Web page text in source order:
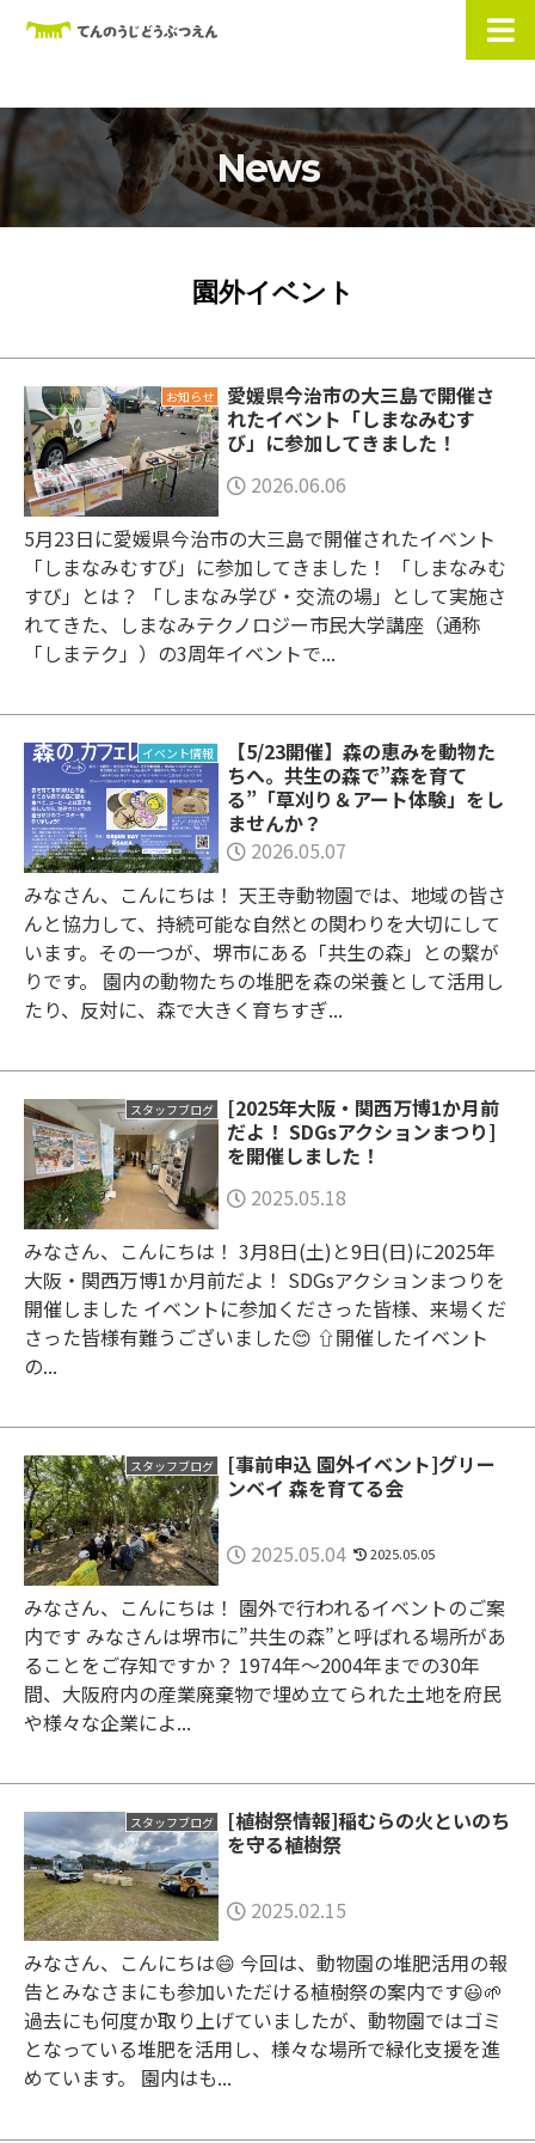
News
園外イベント
お知らせ
愛媛県今治市の大三島で開催さ
れたイベント「しまなみむす
び」に参加してきました！
2026.06.06
5月23日に愛媛県今治市の大三島で開催されたイベント
「しまなみむすび」に参加してきました！ 「しまなみむ
すび」とは？ 「しまなみ学び・交流の場」として実施さ
れてきた、しまなみテクノロジー市民大学講座（通称
「しまテク」）の3周年イベントで...
イベント情報
【5/23開催】森の恵みを動物た
ちへ。共生の森で”森を育て
る”「草刈り＆アート体験」をし
ませんか？
2026.05.07
みなさん、こんにちは！ 天王寺動物園では、地域の皆さ
んと協力して、持続可能な自然との関わりを大切にして
います。その一つが、堺市にある「共生の森」との繋が
りです。 園内の動物たちの堆肥を森の栄養として活用し
たり、反対に、森で大きく育ちすぎ...
スタッフブログ
[2025年大阪・関西万博1か月前
だよ！ SDGsアクションまつり]
を開催しました！
2025.05.18
みなさん、こんにちは！ 3月8日(土)と9日(日)に2025年
大阪・関西万博1か月前だよ！ SDGsアクションまつりを
開催しました イベントに参加くださった皆様、来場くだ
さった皆様有難うございました😊 ⇧開催したイベント
の...
スタッフブログ
[事前申込 園外イベント]グリー
ンベイ 森を育てる会
2025.05.04 2025.05.05
みなさん、こんにちは！ 園外で行われるイベントのご案
内です みなさんは堺市に”共生の森”と呼ばれる場所があ
ることをご存知ですか？ 1974年～2004年までの30年
間、大阪府内の産業廃棄物で埋め立てられた土地を府民
や様々な企業によ...
スタッフブログ
[植樹祭情報]稲むらの火といのち
を守る植樹祭
2025.02.15
みなさん、こんにちは😄 今回は、動物園の堆肥活用の報
告とみなさまにも参加いただける植樹祭の案内です😃🌱
過去にも何度か取り上げていましたが、動物園ではゴミ
となっている堆肥を活用し、様々な場所で緑化支援を進
めています。 園内はも...